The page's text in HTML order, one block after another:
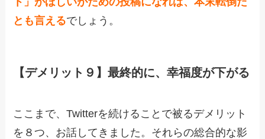
とも言えるでしょう。
【デメリット９】最終的に、幸福度が下がる
ここまで、Twitterを続けることで被るデメリット
を８つ、お話してきました。それらの総合的な影